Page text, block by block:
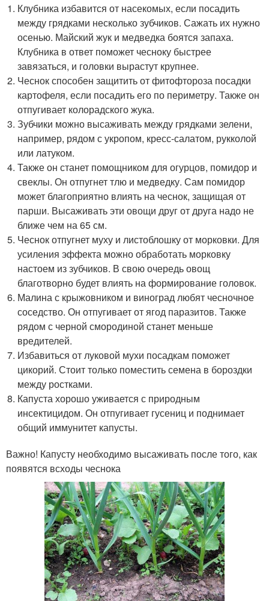
Клубника избавится от насекомых, если посадить
между грядками несколько зубчиков. Сажать их нужно
осенью. Майский жук и медведка боятся запаха.
Клубника в ответ поможет чесноку быстрее
завязаться, и головки вырастут крупнее.
Чеснок способен защитить от фитофтороза посадки
картофеля, если посадить его по периметру. Также он
отпугивает колорадского жука.
Зубчики можно высаживать между грядками зелени,
например, рядом с укропом, кресс-салатом, рукколой
или латуком.
Также он станет помощником для огурцов, помидор и
свеклы. Он отпугнет тлю и медведку. Сам помидор
может благоприятно влиять на чеснок, защищая от
парши. Высаживать эти овощи друг от друга надо не
ближе чем на 65 см.
Чеснок отпугнет муху и листоблошку от морковки. Для
усиления эффекта можно обработать морковку
настоем из зубчиков. В свою очередь овощ
благотворно будет влиять на формирование головок.
Малина с крыжовником и виноград любят чесночное
соседство. Он отпугивает от ягод паразитов. Также
рядом с черной смородиной станет меньше
вредителей.
Избавиться от луковой мухи посадкам поможет
цикорий. Стоит только поместить семена в бороздки
между ростками.
Капуста хорошо уживается с природным
инсектицидом. Он отпугивает гусениц и поднимает
общий иммунитет капусты.
Важно! Капусту необходимо высаживать после того, как
появятся всходы чеснока